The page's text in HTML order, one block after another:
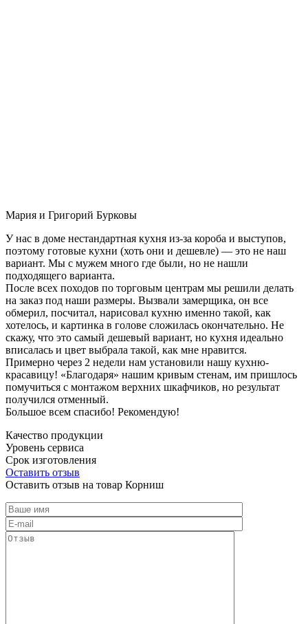
Мария и Григорий Бурковы
У нас в доме нестандартная кухня из-за короба и выступов,
поэтому готовые кухни (хоть они и дешевле) — это не наш
вариант. Мы с мужем много где были, но не нашли
подходящего варианта.
После всех походов по торговым центрам мы решили делать
на заказ под наши размеры. Вызвали замерщика, он все
обмерил, посчитал, нарисовал кухню именно такой, как
хотелось, и картинка в голове сложилась окончательно. Не
скажу, что это самый дешевый вариант, но кухня идеально
вписалась и цвет выбрала такой, как мне нравится.
Примерно через 2 недели нам установили нашу кухню-
красавицу! «Благодаря» нашим кривым стенам, им пришлось
помучиться с монтажом верхних шкафчиков, но результат
получился отменный.
Большое всем спасибо! Рекомендую!
Качество продукции
Уровень сервиса
Срок изготовления
Оставить отзыв
Оставить отзыв на товар Корниш